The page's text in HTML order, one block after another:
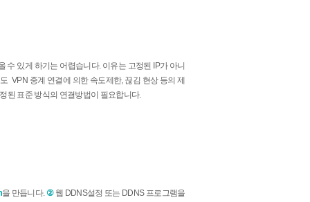
있게 하기는 어렵습니다. 이유는 고정된 IP가 아니
VPN 중계 연결에 의한 속도제한, 끊김 현상 등의 제
된 표준 방식의 연결방법이 필요합니다.
을 만듭니다. ②웹 DDNS설정 또는 DDNS 프로그램을